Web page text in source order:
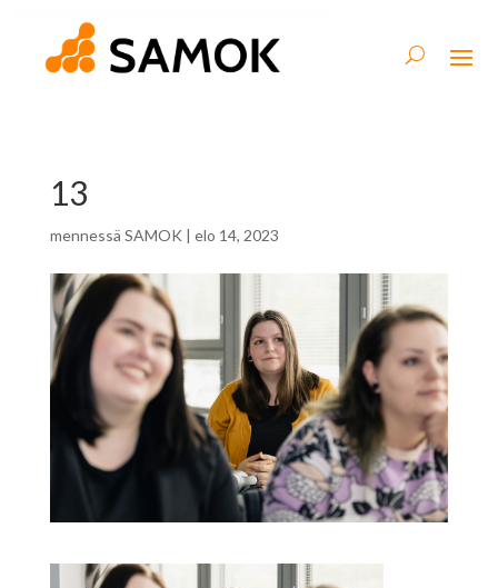
13
mennessä SAMOK | elo 14, 2023